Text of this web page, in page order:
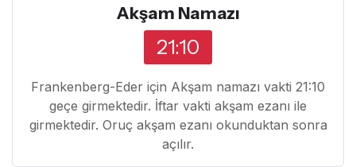
Akşam Namazı
21:10
Frankenberg-Eder için Akşam namazı vakti 21:10
geçe girmektedir. İftar vakti akşam ezanı ile
girmektedir. Oruç akşam ezanı okunduktan sonra
açılır.